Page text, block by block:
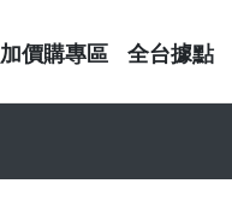
加價購專區 全台據點